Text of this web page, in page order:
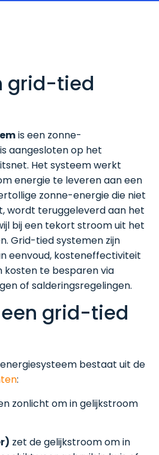
grid-tied
is een zonne-
aangesloten op het
Het systeem werkt
energie te leveren aan een
zonne-energie die niet
wordt teruggeleverd aan het
bij een tekort stroom uit het
Grid-tied systemen zijn
eenvoud, kosteneffectiviteit
te besparen via
of salderingsregelingen.
grid-tied
bestaat uit de
:
zonlicht om in gelijkstroom
zet de gelijkstroom om in